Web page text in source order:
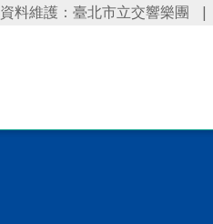
資料維護：臺北市立交響樂團